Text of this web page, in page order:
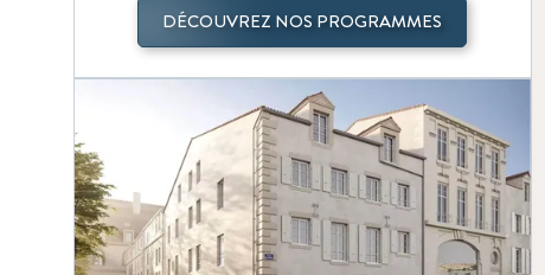
DÉCOUVREZ NOS PROGRAMMES